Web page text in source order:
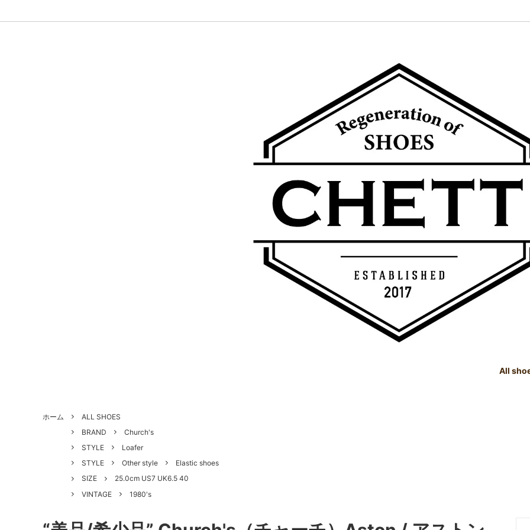
All
HANDLED PRODUCTS
NEW ARRIVAL
Style Category - スタイルカテゴリー
ホーム
ALL SHOES
BRAND
Church's
STYLE
Loafer
STYLE
Other style
Elastic shoes
SIZE
25.0cm US7 UK6.5 40
VINTAGE
1980's